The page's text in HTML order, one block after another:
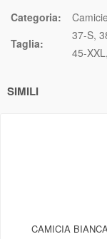
Categoria:
Taglia:
37-S
45-XXL
SIMILI
CAMICIA